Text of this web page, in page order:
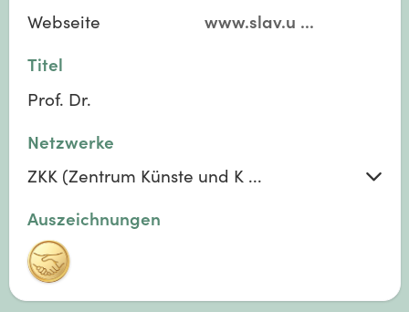
Webseite
www.slav.u ...
Titel
Prof. Dr.
Netzwerke
ZKK (Zentrum Künste und K ...
Auszeichnungen